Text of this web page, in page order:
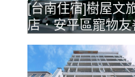
[台南住宿]樹屋文
店．安平區寵物